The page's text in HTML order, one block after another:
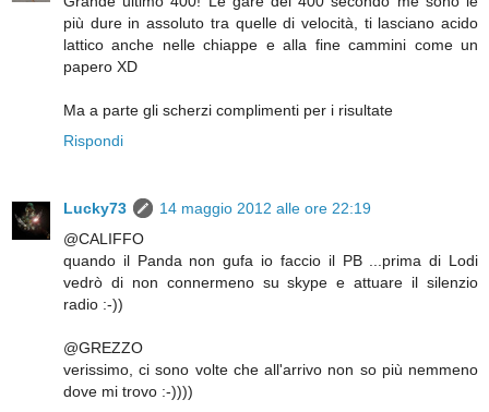
più dure in assoluto tra quelle di velocità, ti lasciano acido
lattico anche nelle chiappe e alla fine cammini come un
papero XD
Ma a parte gli scherzi complimenti per i risultate
Rispondi
Lucky73
14 maggio 2012 alle ore 22:19
@CALIFFO
quando il Panda non gufa io faccio il PB ...prima di Lodi
vedrò di non connermeno su skype e attuare il silenzio
radio :-))
@GREZZO
verissimo, ci sono volte che all'arrivo non so più nemmeno
dove mi trovo :-))))